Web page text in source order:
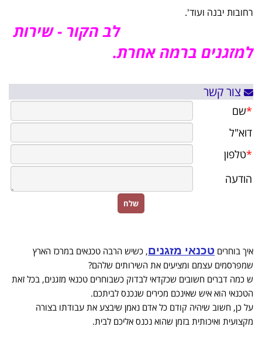
רחובות יבנה ועוד'.
לב הקור - שירות
למזגנים ברמה אחרת.
צור קשר
איך בוחרים טכנאי מזגנים, כשיש הרבה טכנאים במרכז הארץ
שמפרסמים עצמם ומציעים את השירותים שלהם?
ש כמה דברים חשובים שכקדאי לבדוק כשבוחרים טכנאי מזגנים, בכל זאת
הטכנאי הוא איש שאינכם מכירים שנכנס לביתכם.
על כן, חשוב שיהיה קודם כל אדם נאמן שיבצע את עבודתו בצורה
מקצועית ואיכותית בזמן שהוא נכנס אליכם לבית.